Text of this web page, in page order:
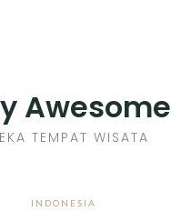
Awesome
TEMPAT WISATA
INDONESIA